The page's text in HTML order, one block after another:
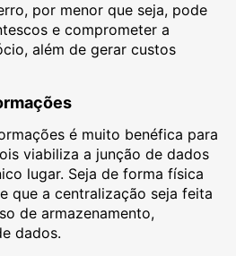
por menor que seja, pode
e comprometer a
além de gerar custos
é muito benéfica para
viabiliza a junção de dados
lugar. Seja de forma física
que a centralização seja feita
de armazenamento,
dados.